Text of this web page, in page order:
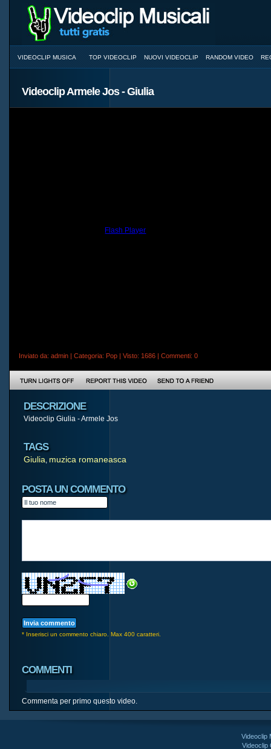
VIDEOCLIP MUSICA TOP VIDEOCLIP NUOVI VIDEOCLIP RANDOM VIDEO
Videoclip Armele Jos - Giulia
Flash Player
Inviato da: admin | Categoria: Pop | Visto: 1686 | Commenti: 0
DESCRIZIONE
Videoclip Giulia - Armele Jos
TAGS
Giulia, muzica romaneasca
POSTA UN COMMENTO
* Inserisci un commento chiaro. Max 400 caratteri.
COMMENTI
Commenta per primo questo video.
Videoclip
Videoclip